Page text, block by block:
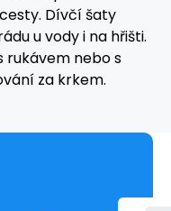
Dívčí šaty
u vody i na hřišti.
nebo s
za krkem.